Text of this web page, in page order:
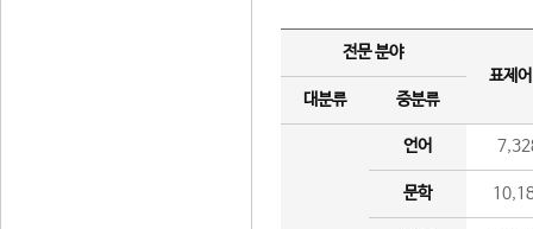
전문 분야
표제
대분류
중분류
언어
문학